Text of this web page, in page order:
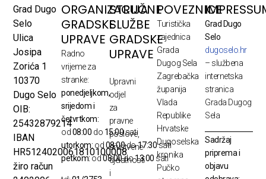
Grad Dugo
Selo
Ulica
Josipa
Zorića 1
10370
Dugo Selo
OIB:
25432879214
IBAN
HR5124020061810100008
žiro račun
ORGANIZACIJA
GRADSKE
UPRAVE
Radno
vrijeme za
stranke:
ponedjeljkom,
srijedom i
četvrtkom:
od08:00 do 15:00sati
utorkom: od08:00do17:30sati
petkom:od08:00do13:00 sati
STRUČNE
SLUŽBE
GRADSKE
UPRAVE
Upravni
odjel
za
pravne
poslove,
društvene
djelatnosti
i
POVEZNICE
Turistička
zajednica
Grada
Dugog Sela
Zagrebačka
županija
Vlada
Republike
Hrvatske
Dugoselska
kronika
Pučko
Grad Dugo
Selo
dugoselo.hr
– službena
internetska
stranica
Grada Dugog
Sela
Sadržaj
priprema i
objavu